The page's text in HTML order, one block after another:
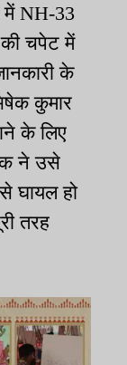
में NH-33
की चपेट में
के
कुमार
के लिए
ने उसे
घायल हो
तरह